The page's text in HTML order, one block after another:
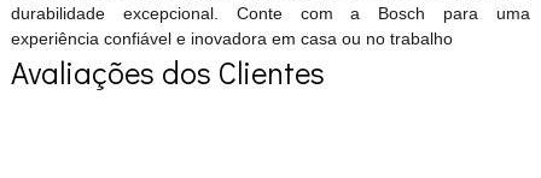
durabilidade excepcional. Conte com a Bosch para uma
experiência confiável e inovadora em casa ou no trabalho
Avaliações dos Clientes